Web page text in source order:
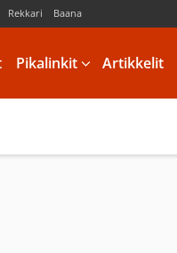
Rekkari Baana
Pikalinkit Artikkelit